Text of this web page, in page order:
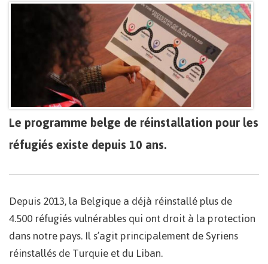
Le programme belge de réinstallation pour les
réfugiés existe depuis 10 ans.
Depuis 2013, la Belgique a déjà réinstallé plus de
4.500 réfugiés vulnérables qui ont droit à la protection
dans notre pays. Il s’agit principalement de Syriens
réinstallés de Turquie et du Liban.